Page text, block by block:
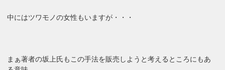
中にはツワモノの女性もいますが・・・
まぁ著者の坂上氏もこの手法を販売しようと考えるところにもあ